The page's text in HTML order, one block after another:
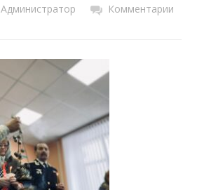
Администратор Комментарии